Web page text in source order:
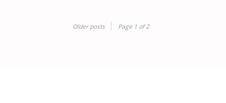
トイレ掃除がやってみたい～！と、…
Older posts Page 1 of 2